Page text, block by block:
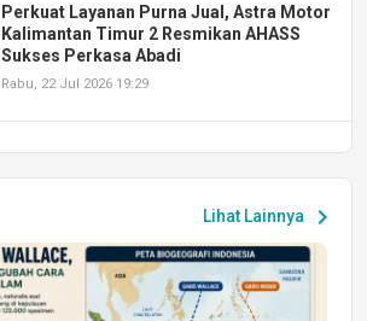
Perkuat Layanan Purna Jual, Astra Motor
Kalimantan Timur 2 Resmikan AHASS
Sukses Perkasa Abadi
Rabu, 22 Jul 2026 19:29
Peluang Kerja dan Magang
Jumat, 17 Jul 2026 22:30
DAERAH
Lihat Lainnya chevron_right